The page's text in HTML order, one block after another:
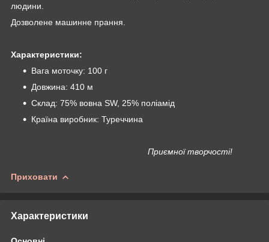
людини.
Дозволене машинне прання.
Характеристики:
Вага моточку: 100 г
Довжина: 410 м
Склад: 75% вовна SW, 25% поліамід
Країна виробник: Туреччина
Приємної творчості!
Приховати
Характеристики